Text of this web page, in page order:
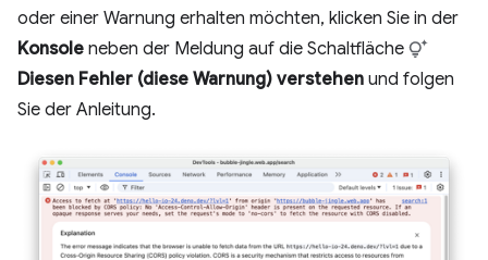
oder einer Warnung erhalten möchten, klicken Sie in der
Konsole neben der Meldung auf die Schaltfläche
Diesen Fehler (diese Warnung) verstehen und folgen
Sie der Anleitung.